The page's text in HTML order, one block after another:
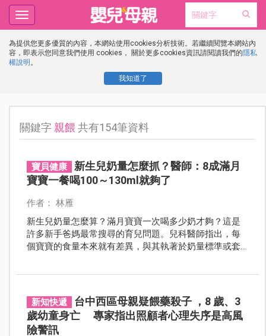
為提供您更多優質的內容，本網站使用cookies分析技術。若繼續閱覽本網站內
容，即表示您同意我們使用 cookies， 關於更多cookies資訊請閱讀我們的隱私
權說明 。
我知道了
Toggle
navigation
關鍵字 親餵共有154筆資料
寶貝健康
新生兒奶量怎麼抓？醫師：8成滿月
寶寶一餐喝100～130ml就夠了
作者： 林雁
新生兒奶量怎麼算？滿月寶寶一次喝多少奶才夠？這是
許多新手爸媽最常搜尋的育兒問題。兒科醫師指出，每
個寶寶的食量本來就有差異，與其執著於奶量標準或套
新知快遞
台中西區母親疑餵藥殺子 ，8 歲、3
歲幼童身亡 專家指出照顧者心理失序是高風
險警訊